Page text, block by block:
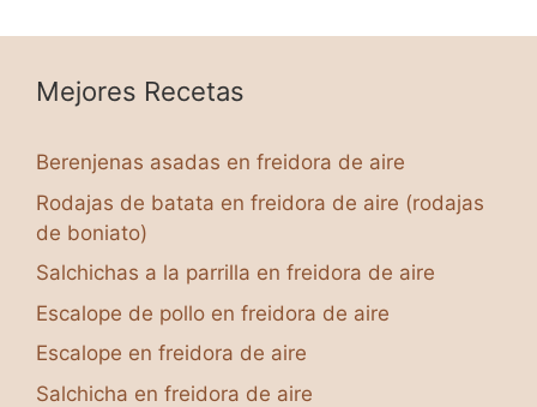
Mejores Recetas
Berenjenas asadas en freidora de aire
Rodajas de batata en freidora de aire (rodajas
de boniato)
Salchichas a la parrilla en freidora de aire
Escalope de pollo en freidora de aire
Escalope en freidora de aire
Salchicha en freidora de aire